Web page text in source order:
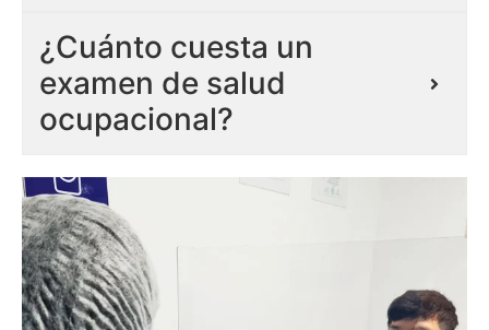
¿Cuánto cuesta un
examen de salud
ocupacional?